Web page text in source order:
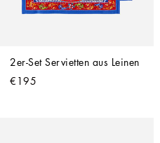
2er-Set Servietten aus Leinen
€195